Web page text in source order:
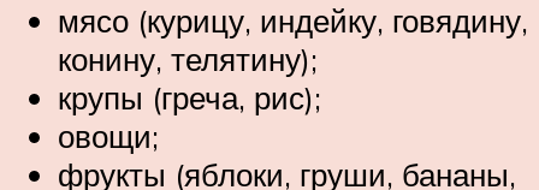
мясо (курицу, индейку, говядину,
конину, телятину);
крупы (греча, рис);
овощи;
фрукты (яблоки, груши, бананы,